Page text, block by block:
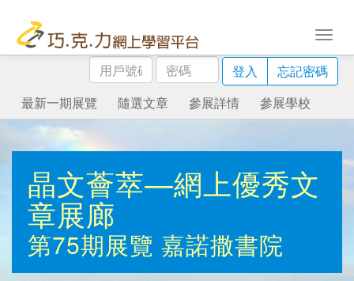
用
戶
號
碼
密
碼
登入
忘記密碼
最新一期展覽
隨選文章 參展詳情 參展學校
晶文薈萃—網上優秀文
章展廊
第75期展覽 嘉諾撒書院